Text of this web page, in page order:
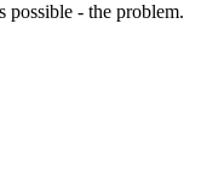
possible - the problem.